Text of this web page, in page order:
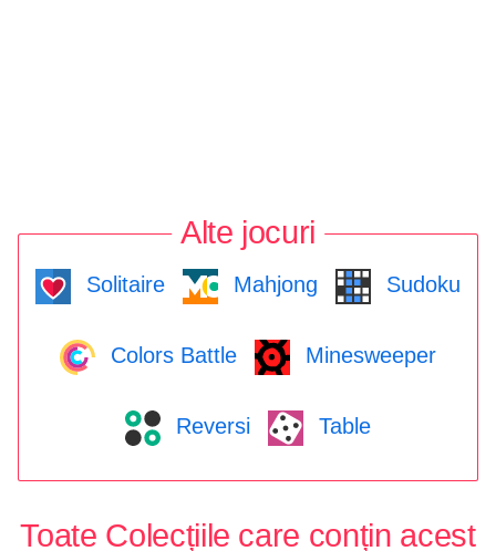
Alte jocuri
Solitaire Mahjong Sudoku
Colors Battle Minesweeper
Reversi Table
Toate Colecțiile care conțin acest